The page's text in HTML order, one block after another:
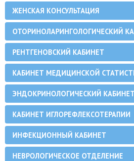
ЖЕНСКАЯ КОНСУЛЬТАЦИЯ
ОТОРИНОЛАРИНГОЛОГИЧЕСКИЙ
РЕНТГЕНОВСКИЙ КАБИНЕТ
КАБИНЕТ МЕДИЦИНСКОЙ
ЭНДОКРИНОЛОГИЧЕСКИЙ КАБИНЕТ
КАБИНЕТ ИГЛОРЕФЛЕКСОТЕРАПИИ
ИНФЕКЦИОННЫЙ КАБИНЕТ
НЕВРОЛОГИЧЕСКОЕ ОТДЕЛЕНИЕ